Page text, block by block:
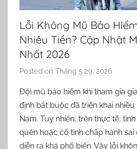
Lỗi Không Mũ Bảo
Nhiêu Tiền? Cập Nhật
Nhất 2026
Posted on Tháng 5 29, 2026
o
r
n
e
l
Đội mũ bảo hiểm khi tham gia
định bắt buộc đã triển khai nhiều
Nam. Tuy nhiên, trên thực tế,
quên hoặc cố tình chấp hành
diễn ra khá phổ biến. Vậy lỗi